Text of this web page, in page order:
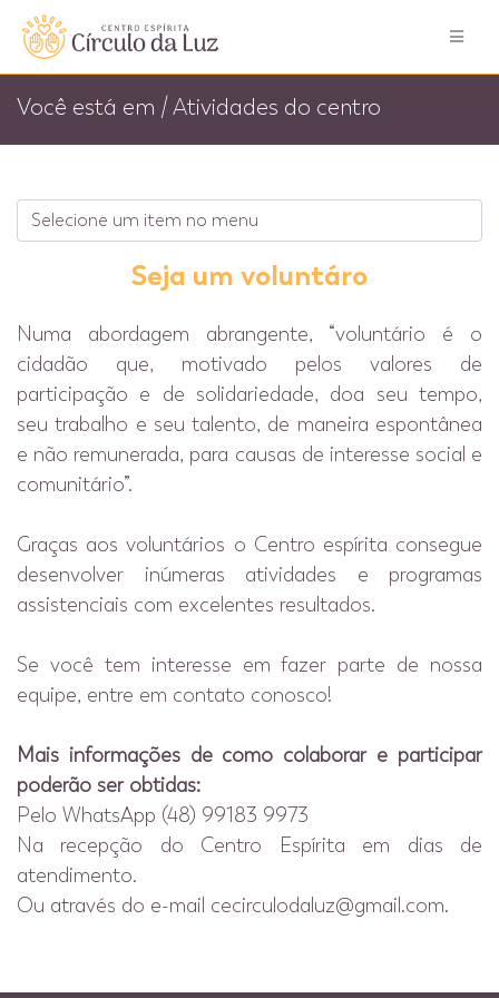
Você está em / Atividades do centro
Seja um voluntáro
Numa abordagem abrangente, “voluntário é o
cidadão que, motivado pelos valores de
participação e de solidariedade, doa seu tempo,
seu trabalho e seu talento, de maneira espontânea
e não remunerada, para causas de interesse social e
comunitário”.
Graças aos voluntários o Centro espírita consegue
desenvolver inúmeras atividades e programas
assistenciais com excelentes resultados.
Se você tem interesse em fazer parte de nossa
equipe, entre em contato conosco!
Mais informações de como colaborar e participar
poderão ser obtidas:
Pelo WhatsApp (48) 99183 9973
Na recepção do Centro Espírita em dias de
atendimento.
Ou através do e-mail cecirculodaluz@gmail.com.